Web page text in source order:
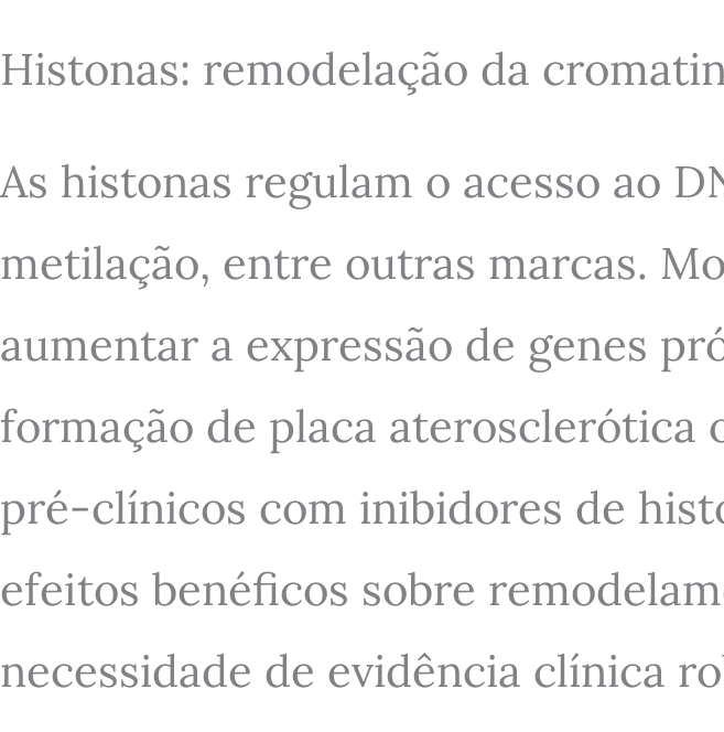
Histonas: remodelação da
As histonas regulam o acesso ao
metilação, entre outras marcas.
aumentar a expressão de genes
formação de placa aterosclerótica
pré-clínicos com inibidores de
efeitos benéficos sobre
necessidade de evidência clínica